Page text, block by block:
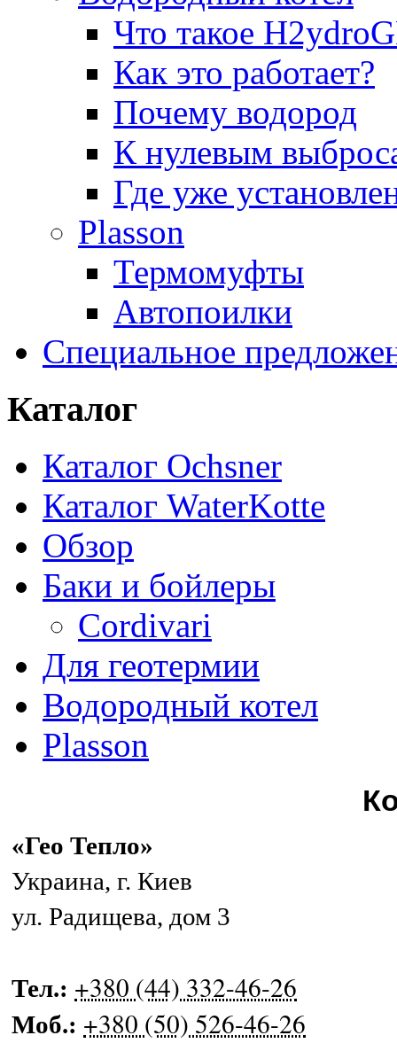
Что такое
Как это работает?
Почему водород
К нулевым
Где уже
Plasson
Термомуфты
Автопоилки
Специальное
Каталог
Каталог Ochsner
Каталог WaterKotte
Обзор
Баки и бойлеры
Cordivari
Для геотермии
Водородный котел
Plasson
«Гео Тепло»
Украина, г. Киев
ул. Радищева, дом 3
Тел.: +380 (44) 332-46-26
Моб.: +380 (50) 526-46-26